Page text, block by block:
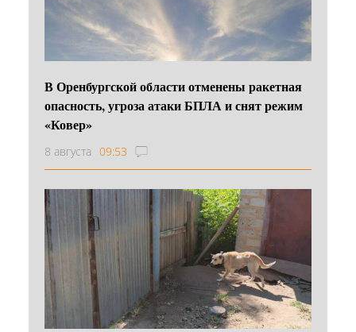
В Оренбургской области отменены ракетная
опасность, угроза атаки БПЛА и снят режим
«Ковер»
8 августа 09:53